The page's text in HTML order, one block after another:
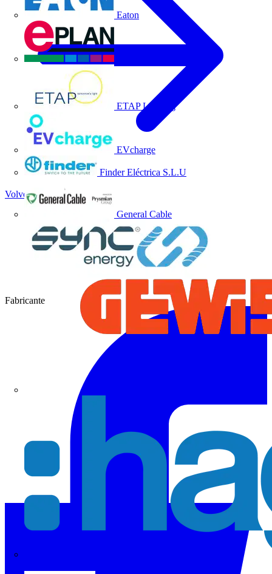
Eaton
ETAP Lighting
EVcharge
Finder Eléctrica S.L.U
General Cable
Volver a Socios
Fabricante